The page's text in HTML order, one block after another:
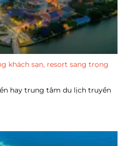
khách sạn, resort sang trọng
hay trung tâm du lịch truyền